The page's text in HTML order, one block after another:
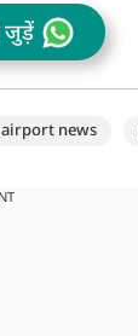
जुड़ें
news